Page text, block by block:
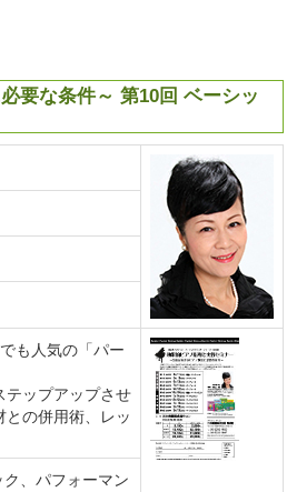
要な条件～ 第10回 ベーシッ
も人気の「パー
テップアップさせ
の併用術、レッ
、パフォーマン